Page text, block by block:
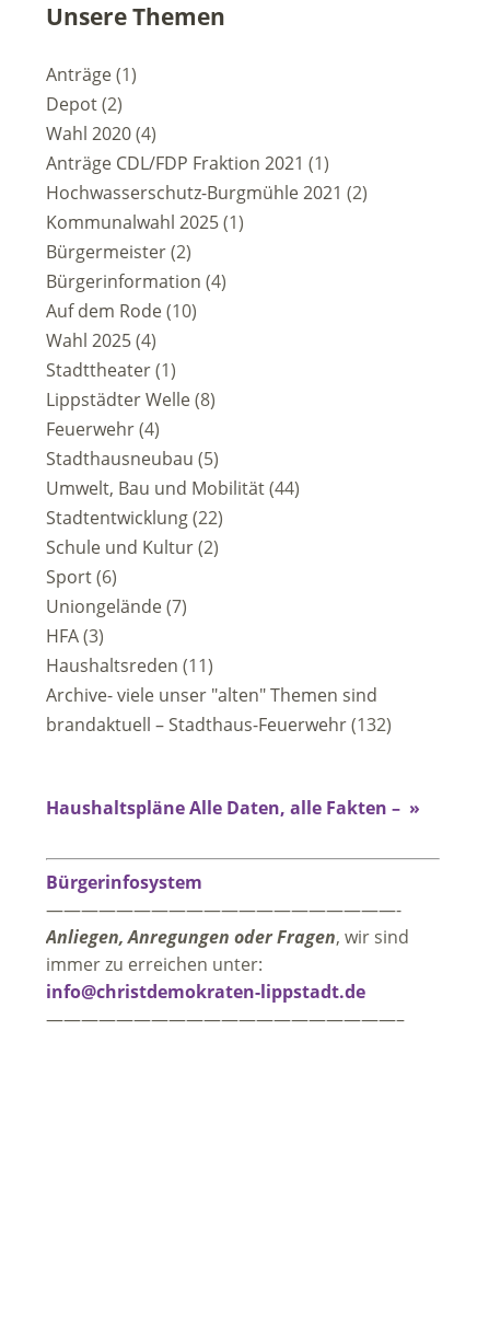
Unsere Themen
Anträge(1)
Depot(2)
Wahl 2020(4)
Anträge CDL/FDP Fraktion 2021 (1)
Hochwasserschutz-Burgmühle 2021 (2)
Kommunalwahl 2025(1)
Bürgermeister(2)
Bürgerinformation (4)
Auf dem Rode(10)
Wahl 2025(4)
Stadttheater(1)
Lippstädter Welle(8)
Feuerwehr(4)
Stadthausneubau (5)
Umwelt, Bau und Mobilität(44)
Stadtentwicklung(22)
Schule und Kultur(2)
Sport(6)
Uniongelände(7)
HFA(3)
Haushaltsreden (11)
Archive- viele unser "alten" Themen sind
brandaktuell – Stadthaus-Feuerwehr(132)
Haushaltspläne Alle Daten, alle Fakten – »
Bürgerinfosystem
————————————————————-
Anliegen, Anregungen oder Fragen, wir sind
immer zu erreichen unter:
info@christdemokraten-lippstadt.de
————————————————————–